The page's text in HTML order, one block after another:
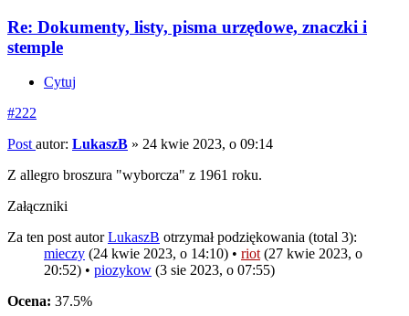
Re: Dokumenty, listy, pisma urzędowe, znaczki i
stemple
Cytuj
#222
Post autor: LukaszB » 24 kwie 2023, o 09:14
Z allegro broszura "wyborcza" z 1961 roku.
Załączniki
Za ten post autorLukaszB otrzymał podziękowania (total 3):
mieczy (24 kwie 2023, o 14:10) • riot (27 kwie 2023, o
20:52) • piozykow (3 sie 2023, o 07:55)
Ocena: 37.5%